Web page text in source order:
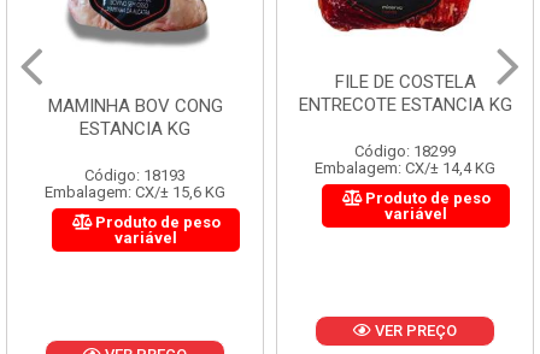
MAMINHA BOV CONG
ESTANCIA KG
Código: 18193
Embalagem: CX/± 15,6 KG
Produto de peso
variável
FILE DE COSTELA
ENTRECOTE ESTANCIA KG
Código: 18299
Embalagem: CX/± 14,4 KG
Produto de peso
variável
VER PREÇO